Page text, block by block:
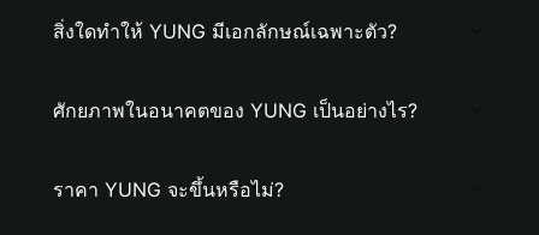
สิ่งใดทำให้ YUNG มีเอกลักษณ์เฉพาะตัว?
ศักยภาพในอนาคตของ YUNG เป็นอย่างไร?
ราคา YUNG จะขึ้นหรือไม่?